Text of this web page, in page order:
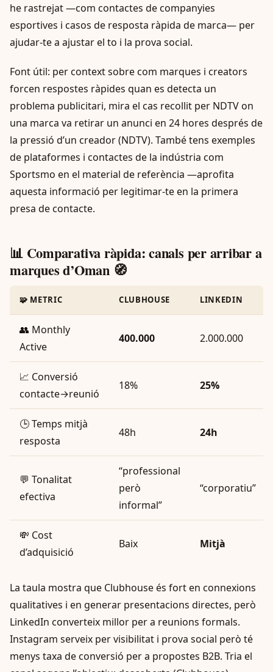
he rastrejat —com contactes de companyies
esportives i casos de resposta ràpida de marca— per
ajudar-te a ajustar el to i la prova social.
Font útil: per context sobre com marques i creators
forcen respostes ràpides quan es detecta un
problema publicitari, mira el cas recollit per NDTV on
una marca va retirar un anunci en 24 hores després de
la pressió d’un creador (NDTV). També tens exemples
de plataformes i contactes de la indústria com
Sportsmo en el material de referència —aprofita
aquesta informació per legitimar-te en la primera
presa de contacte.
📊 Comparativa ràpida: canals per arribar a
marques d’Oman 🧭
🧩 METRIC CLUBHOUSE LINKEDIN
👥 Monthly
Active
400.000 2.000.000
📈 Conversió
contacte→reunió
18% 25%
🕒 Temps mitjà
resposta
48h 24h
💬 Tonalitat
efectiva
“professional
però
informal”
“corporatiu”
💸 Cost
d’adquisició
Baix Mitjà
La taula mostra que Clubhouse és fort en connexions
qualitatives i en generar presentacions directes, però
LinkedIn converteix millor per a reunions formals.
Instagram serveix per visibilitat i prova social però té
menys taxa de conversió per a propostes B2B. Tria el